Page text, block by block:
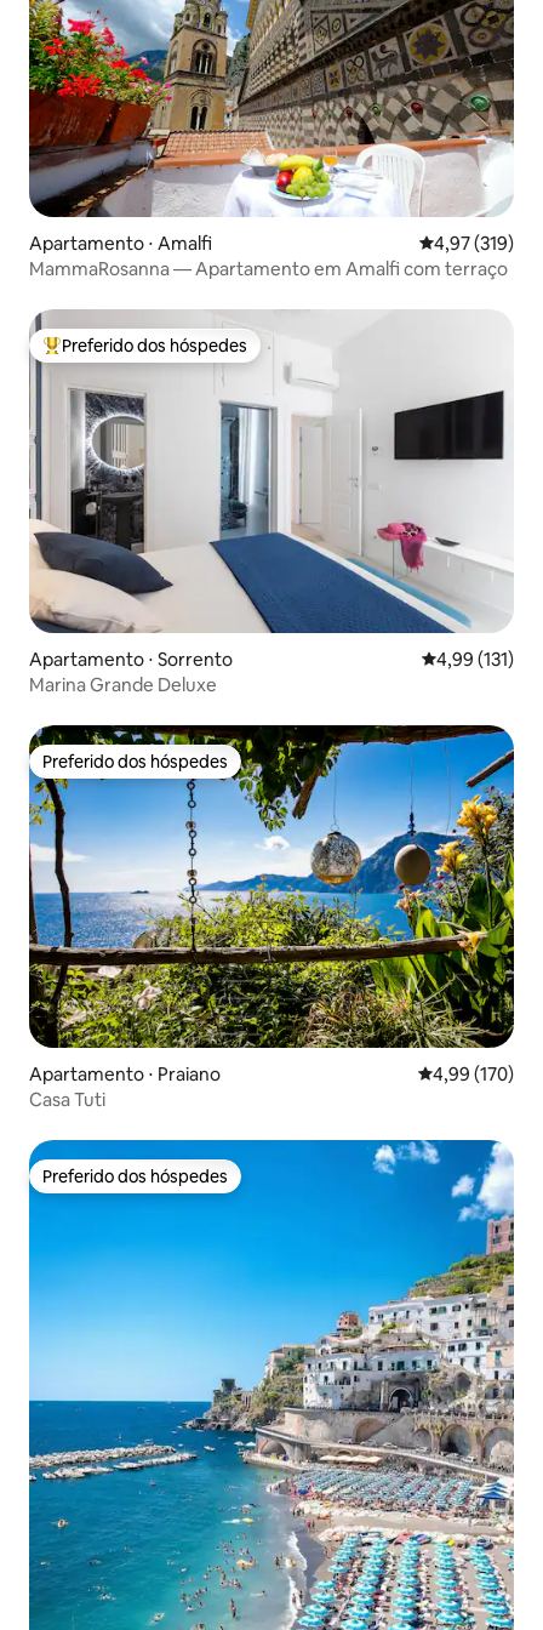
Apartamento ⋅ Amalfi 4,97 de uma
4,97 (319)
MammaRosanna — Apartamento em Amalfi com terraço
Entre os melhores preferidos dos hóspedes
Preferido dos hóspedes
Apartamento ⋅ Sorrento 4,99 de uma
4,99 (131)
Marina Grande Deluxe
Preferido dos hóspedes
Preferido dos hóspedes
Apartamento ⋅ Praiano 4,99 de uma
4,99 (170)
Casa Tuti
Preferido dos hóspedes
Preferido dos hóspedes